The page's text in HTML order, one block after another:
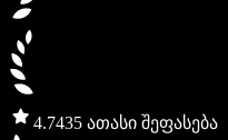
4.7435 ათასი შეფასება